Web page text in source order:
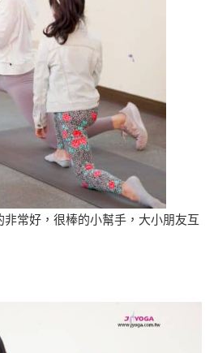
常好，很棒的小幫手，大小朋友互